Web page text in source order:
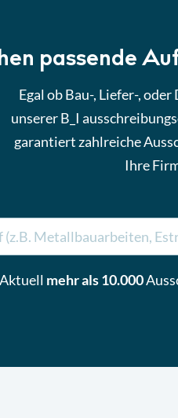
passende
Egal ob Bau-, Liefer-,
unserer B_I
garantiert zahlreiche
Ihre
Aktuell mehr als 10.000